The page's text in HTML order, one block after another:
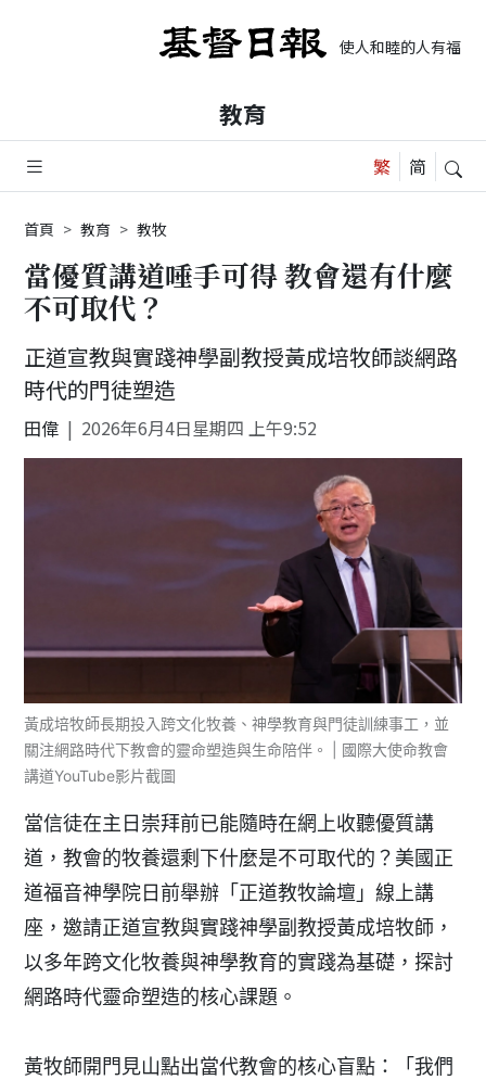
使人和睦的人有福了
教育
首頁 教育 教牧
當優質講道唾手可得 教會還有什麼
不可取代？
正道宣教與實踐神學副教授黃成培牧師談網路
時代的門徒塑造
田偉 2026年6月4日星期四 上午9:52
黃成培牧師長期投入跨文化牧養、神學教育與門徒訓練事工，並
關注網路時代下教會的靈命塑造與生命陪伴。 | 國際大使命教會
講道YouTube影片截圖
當信徒在主日崇拜前已能隨時在網上收聽優質講
道，教會的牧養還剩下什麼是不可取代的？美國正
道福音神學院日前舉辦「正道教牧論壇」線上講
座，邀請正道宣教與實踐神學副教授黃成培牧師，
以多年跨文化牧養與神學教育的實踐為基礎，探討
網路時代靈命塑造的核心課題。
黃牧師開門見山點出當代教會的核心盲點：「我們